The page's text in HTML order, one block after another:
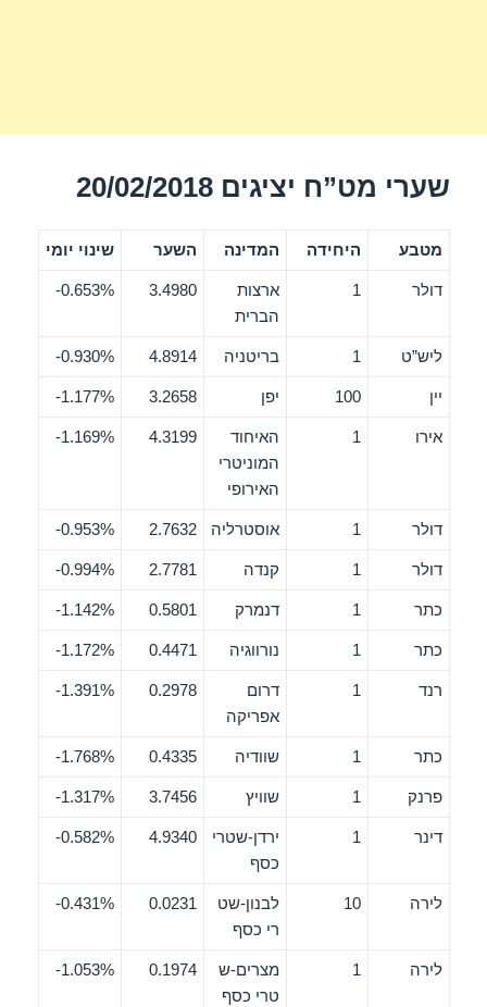
שערי מט”ח יציגים 20/02/2018
מטבע היחידה המדינה השער שינוי יומי
דולר 1
ארצות
הברית
3.4980
0.653%-
ליש”ט 1 בריטניה 4.8914
0.930%-
יין 100 יפן 3.2658
1.177%-
אירו 1
האיחוד
המוניטרי
האירופי
4.3199
1.169%-
דולר 1 אוסטרליה 2.7632
0.953%-
דולר 1 קנדה 2.7781
0.994%-
כתר 1 דנמרק 0.5801
1.142%-
כתר 1 נורווגיה 0.4471
1.172%-
רנד 1
דרום
אפריקה
0.2978
1.391%-
כתר 1 שוודיה 0.4335
1.768%-
פרנק 1 שוויץ 3.7456
1.317%-
דינר 1
ירדן-שטרי
כסף
4.9340
0.582%-
לירה 10
לבנון-שט
רי כסף
0.0231
0.431%-
לירה 1
מצרים-ש
טרי כסף
0.1974
1.053%-